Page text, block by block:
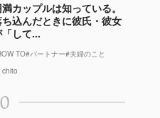
満カップルは知っている。
込んだときに彼氏・彼女
して...
TO#パートナー#夫婦のこと
chito